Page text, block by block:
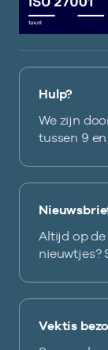
Hulp?
We zijn
tussen 9 en
Altijd op
nieuwtjes?
Vektis